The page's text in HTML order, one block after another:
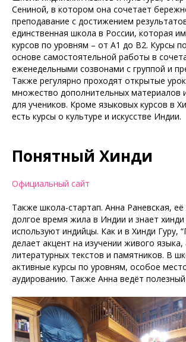
Сениной, в котором она сочетает
преподавание с достижением
единственная школа в России, которая
курсов по уровням – от А1 до В2. Курсы
основе самостоятельной работы в
еженедельными созвонами с группой и
Также регулярно проходят открытые
множество дополнительных материалов
для учеников. Кроме языковых курсов в
есть курсы о культуре и искусстве Индии.
Понятный Хинди
Официальный сайт
Также школа-стартап. Анна Раневская, её
долгое время жила в Индии и знает хинди
используют индийцы. Как и в Хинди Гуру,
делает акцент на изучении живого языка,
литературных текстов и памятников. В
активные курсы по уровням, особое
аудированию. Также Анна ведёт